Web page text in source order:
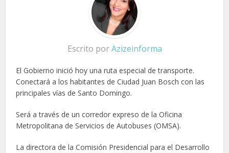
Escrito porAzizeinforma
El Gobierno inició hoy una ruta especial de transporte.
Conectará a los habitantes de Ciudad Juan Bosch con las
principales vías de Santo Domingo.
Será a través de un corredor expreso de la Oficina
Metropolitana de Servicios de Autobuses (OMSA).
La directora de la Comisión Presidencial para el Desarrollo